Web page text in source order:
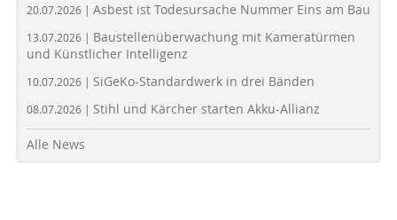
20.07.2026 | Asbest ist Todesursache Nummer Eins am Bau
13.07.2026 | Baustellenüberwachung mit Kameratürmen
und Künstlicher Intelligenz
10.07.2026 | SiGeKo-Standardwerk in drei Bänden
08.07.2026 | Stihl und Kärcher starten Akku-Allianz
Alle News